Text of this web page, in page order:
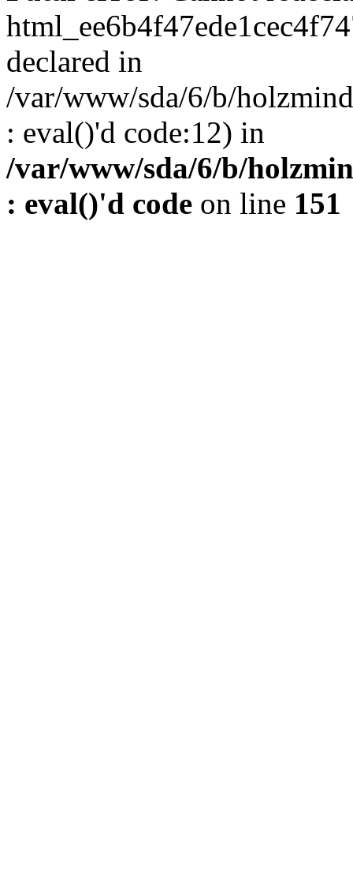
declared in
/var/www/sda/6/b/
: eval()'d code:12) in
/var/www/sda/6/b/
: eval()'d code on line 151